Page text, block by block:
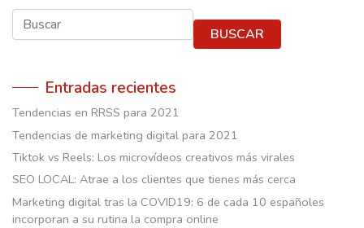
Buscar
BUSCAR
Entradas recientes
Tendencias en RRSS para 2021
Tendencias de marketing digital para 2021
Tiktok vs Reels: Los microvídeos creativos más virales
SEO LOCAL: Atrae a los clientes que tienes más cerca
Marketing digital tras la COVID19: 6 de cada 10 españoles
incorporan a su rutina la compra online